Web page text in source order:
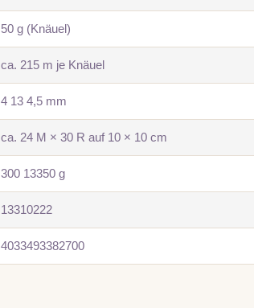
50 g (Knäuel)
ca. 215 m je Knäuel
4 13 4,5 mm
ca. 24 M × 30 R auf 10 × 10 cm
300 13350 g
13310222
4033493382700